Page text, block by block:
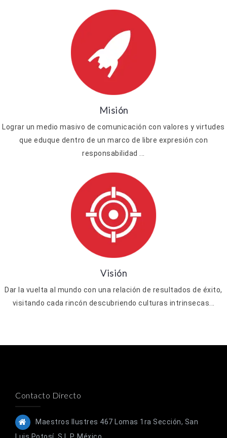
Misión
Lograr un medio masivo de comunicación con valores y virtudes
que eduque dentro de un marco de libre expresión con
responsabilidad ...
Visión
Dar la vuelta al mundo con una relación de resultados de éxito,
visitando cada rincón descubriendo culturas intrinsecas...
Contacto Directo
Maestros Ilustres 467 Lomas 1ra Sección, San